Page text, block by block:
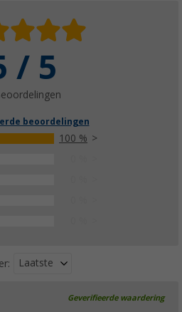
/ 5
beoordelingen
100 %
Laatste
Geverifieerde waardering